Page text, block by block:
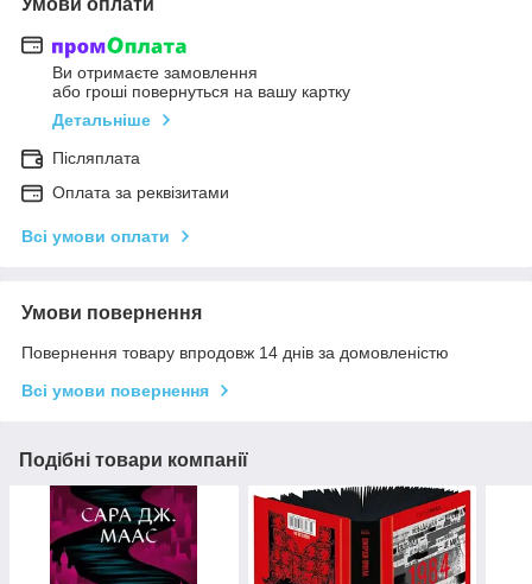
Ви отримаєте замовлення
або гроші повернуться на вашу картку
Детальніше
Післяплата
Оплата за реквізитами
Всі умови оплати
Умови повернення
Повернення товару впродовж 14 днів за домовленістю
Всі умови повернення
Подібні товари компанії